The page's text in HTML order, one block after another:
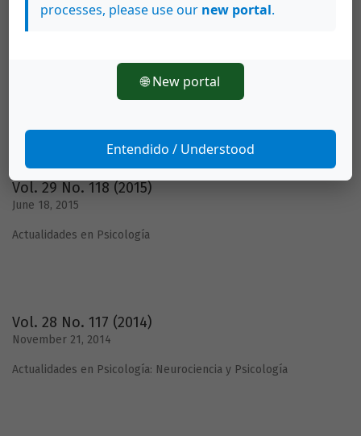
Actualidades en Psicología: Medición y Psicometría
Vol. 29 No. 118 (2015)
June 18, 2015
Actualidades en Psicología
Vol. 28 No. 117 (2014)
November 21, 2014
Actualidades en Psicología: Neurociencia y Psicología
processes, please use our new portal.
🌐 New portal
Entendido / Understood